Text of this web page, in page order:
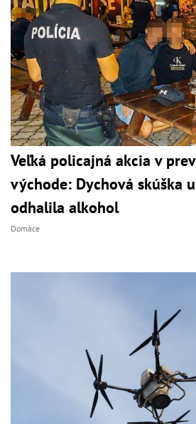
Veľká policajná akcia v
východe: Dychová skúška
odhalila alkohol
Domáce